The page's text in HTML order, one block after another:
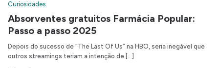
Curiosidades
Absorventes gratuitos Farmácia Popular:
Passo a passo 2025
Depois do sucesso de “The Last Of Us” na HBO, seria inegável que
outros streamings teriam a intenção de […]